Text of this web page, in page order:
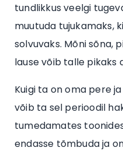
tundlikkus veelgi
muutuda tujukamaks,
solvuvaks. Mõni sõna,
lause võib talle pikaks
Kuigi ta on oma pere
võib ta sel perioodil
tumedamates
endasse tõmbuda ja